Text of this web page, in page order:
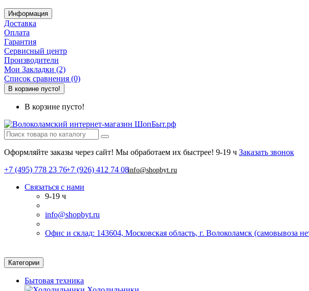
Информация
Доставка
Оплата
Гарантия
Сервисный центр
Производители
Мои Закладки (2)
Список сравнения (0)
В корзине пусто!
В корзине пусто!
Оформляйте заказы через сайт! Мы обработаем их быстрее! 9-19 ч Заказать звонок
+7 (495) 778 23 76+7 (926) 412 74 08info@shopbyt.ru
Связаться с нами
9-19 ч
info@shopbyt.ru
Офис и склад: 143604, Московская область, г. Волоколамск (самовывоза
Категории
Бытовая техника